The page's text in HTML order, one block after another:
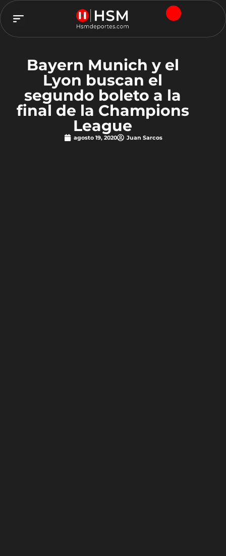
Bayern Munich y el
Lyon buscan el
segundo boleto a la
final de la Champions
League
agosto 19, 2020 Juan Sarcos